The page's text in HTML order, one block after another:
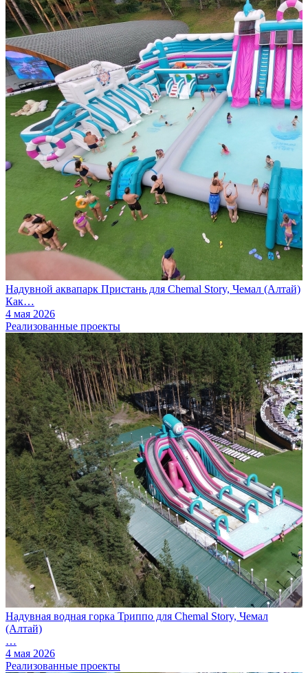
Надувной аквапарк Пристань для Chemal Story, Чемал (Алтай)
Как…
4 мая 2026
Реализованные проекты
Надувная водная горка Триппо для Chemal Story, Чемал
(Алтай)
…
4 мая 2026
Реализованные проекты